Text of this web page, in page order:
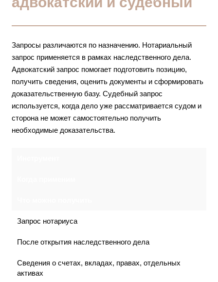
Запросы различаются по назначению. Нотариальный
запрос применяется в рамках наследственного дела.
Адвокатский запрос помогает подготовить позицию,
получить сведения, оценить документы и сформировать
доказательственную базу. Судебный запрос
используется, когда дело уже рассматривается судом и
сторона не может самостоятельно получить
необходимые доказательства.
Запрос нотариуса
После открытия наследственного дела
Сведения о счетах, вкладах, правах, отдельных
активах